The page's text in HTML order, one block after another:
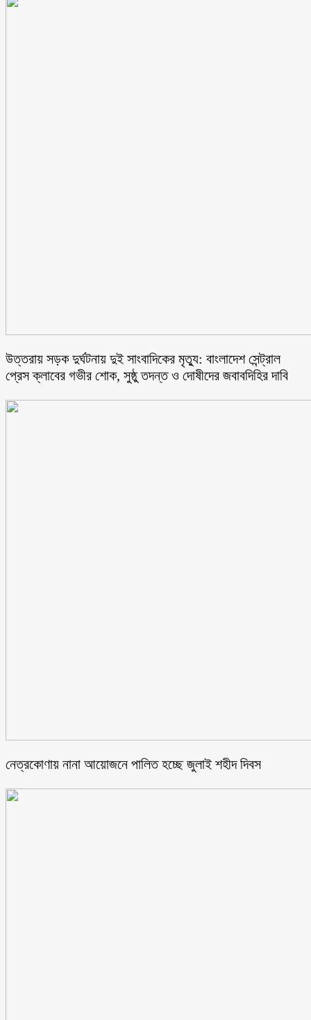
উত্তরায় সড়ক দুর্ঘটনায় দুই সাংবাদিকের মৃত্যু: বাংলাদেশ সেন্ট্রাল
প্রেস ক্লাবের গভীর শোক, সুষ্ঠু তদন্ত ও দোষীদের জবাবদিহির দাবি
নেত্রকোণায় নানা আয়োজনে পালিত হচ্ছে জুলাই শহীদ দিবস